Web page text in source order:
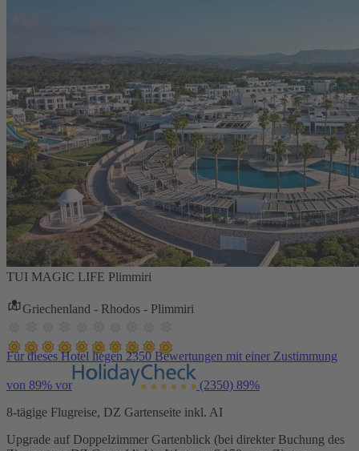
TUI MAGIC LIFE Plimmiri
Griechenland - Rhodos - Plimmiri
Für dieses Hotel liegen 2350 Bewertungen mit einer Zustimmung
von 89% vor (2350) 89%
8-tägige Flugreise, DZ Gartenseite inkl. AI
Upgrade auf Doppelzimmer Gartenblick (bei direkter Buchung des